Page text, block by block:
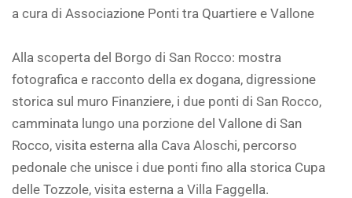
a cura di Associazione Ponti tra Quartiere e Vallone
Alla scoperta del Borgo di San Rocco: mostra
fotografica e racconto della ex dogana, digressione
storica sul muro Finanziere, i due ponti di San Rocco,
camminata lungo una porzione del Vallone di San
Rocco, visita esterna alla Cava Aloschi, percorso
pedonale che unisce i due ponti fino alla storica Cupa
delle Tozzole, visita esterna a Villa Faggella.